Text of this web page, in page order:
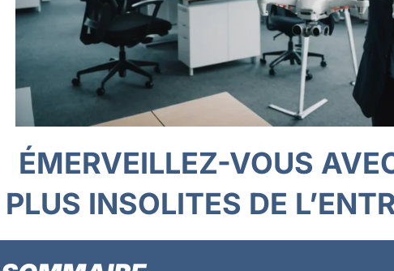
ÉMERVEILLEZ-VOUS
PLUS INSOLITES DE